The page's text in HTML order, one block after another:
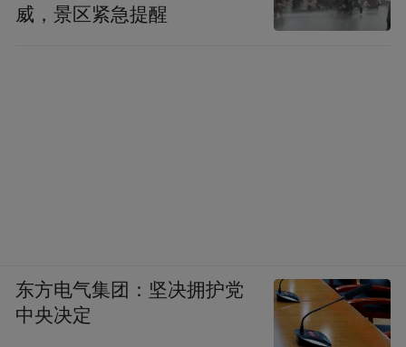
威，景区紧急提醒
东方电气集团：坚决拥护党
中央决定